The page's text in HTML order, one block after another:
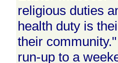
religious duties
health duty is
their
run-up to a